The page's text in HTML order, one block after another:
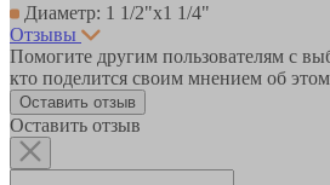
Диаметр: 1 1/2"х1 1/4"
Отзывы
Помогите другим пользователям с
кто поделится своим мнением об этом
Оставить отзыв
Оставить отзыв